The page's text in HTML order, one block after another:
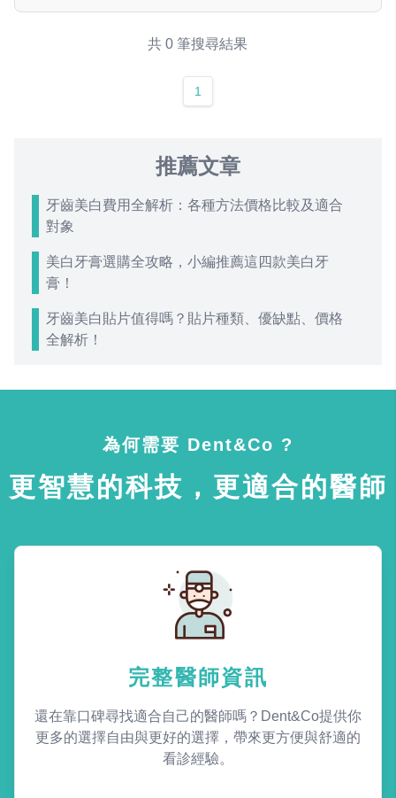
共 0 筆搜尋結果
1
推薦文章
牙齒美白費用全解析：各種方法價格比較及適合
對象
美白牙膏選購全攻略，小編推薦這四款美白牙
膏！
牙齒美白貼片值得嗎？貼片種類、優缺點、價格
全解析！
為何需要 Dent&Co ?
更智慧的科技，更適合的醫師
完整醫師資訊
還在靠口碑尋找適合自己的醫師嗎？Dent&Co提供你
更多的選擇自由與更好的選擇，帶來更方便與舒適的
看診經驗。